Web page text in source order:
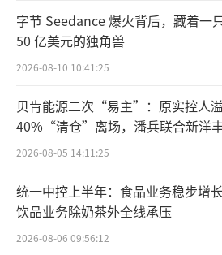
霸王茶姬创始人张
成立第二年，霸王茶姬
是把自己的版图扩张到了像
这些比较临近的城市，随后
排上了。到了第三年，甚至
了第一家海外店。
字节 Seedance 爆火背后，藏着一
50 亿美元的独角兽
2026-08-10 10:41:25
贝肯能源二次“易主”：原实控人
40%“清仓”离场，潘兵联合新洋
宏科百世拟入主
2026-08-05 14:11:25
统一中控上半年：食品业务稳步增长
饮品业务除奶茶外全线承压
2026-08-06 09:56:12